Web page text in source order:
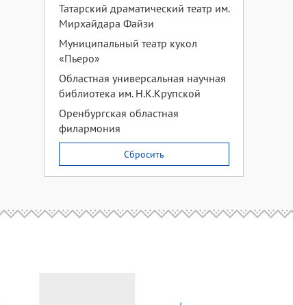
Татарский драматический театр им.
Мирхайдара Файзи
Муниципальный театр кукол
«Пьеро»
Областная универсальная научная
библиотека им. Н.К.Крупской
Оренбургская областная
филармония
Сбросить